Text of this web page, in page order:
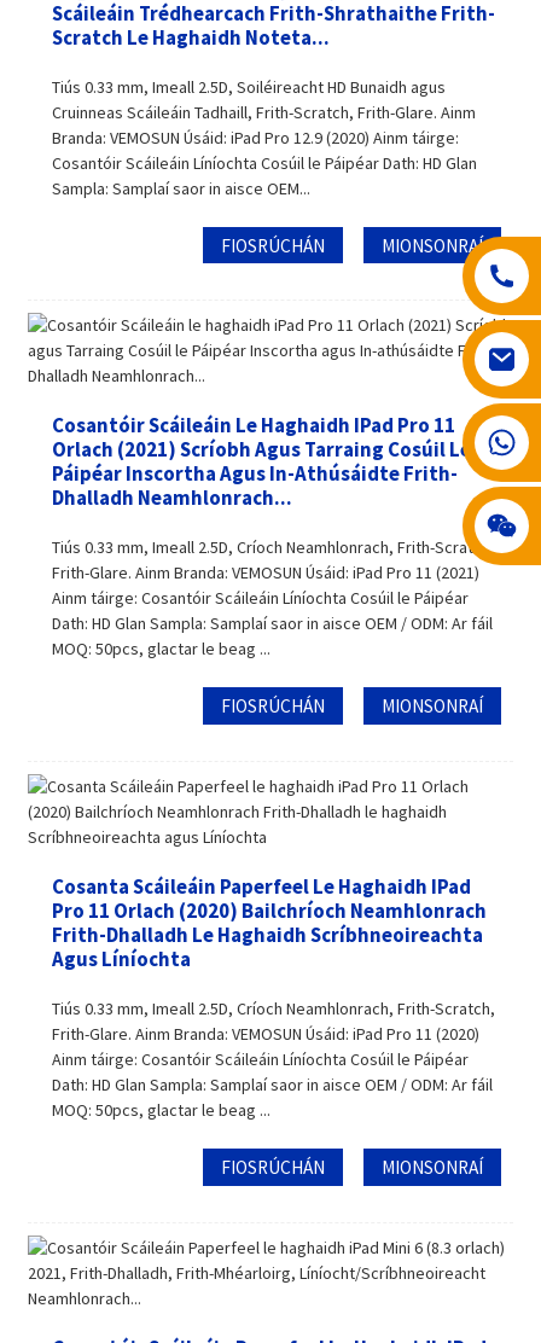
008617602075192
Scáileáin Trédhearcach Frith-Shrathaithe Frith-
Scratch Le Haghaidh Noteta...
Tiús 0.33 mm, Imeall 2.5D, Soiléireacht HD Bunaidh agus
Cruinneas Scáileáin Tadhaill, Frith-Scratch, Frith-Glare. Ainm
Branda: VEMOSUN Úsáid: iPad Pro 12.9 (2020) Ainm táirge:
Cosantóir Scáileáin Líníochta Cosúil le Páipéar Dath: HD Glan
Sampla: Samplaí saor in aisce OEM...
FIOSRÚCHÁN MIONSONRAÍ
Cosantóir Scáileáin Le Haghaidh IPad Pro 11
Orlach (2021) Scríobh Agus Tarraing Cosúil Le
Páipéar Inscortha Agus In-Athúsáidte Frith-
Dhalladh Neamhlonrach...
Tiús 0.33 mm, Imeall 2.5D, Críoch Neamhlonrach, Frith-Scratch,
Frith-Glare. Ainm Branda: VEMOSUN Úsáid: iPad Pro 11 (2021)
Ainm táirge: Cosantóir Scáileáin Líníochta Cosúil le Páipéar
Dath: HD Glan Sampla: Samplaí saor in aisce OEM / ODM: Ar fáil
MOQ: 50pcs, glactar le beag ...
FIOSRÚCHÁN MIONSONRAÍ
Cosanta Scáileáin Paperfeel Le Haghaidh IPad
Pro 11 Orlach (2020) Bailchríoch Neamhlonrach
Frith-Dhalladh Le Haghaidh Scríbhneoireachta
Agus Líníochta
Tiús 0.33 mm, Imeall 2.5D, Críoch Neamhlonrach, Frith-Scratch,
Frith-Glare. Ainm Branda: VEMOSUN Úsáid: iPad Pro 11 (2020)
Ainm táirge: Cosantóir Scáileáin Líníochta Cosúil le Páipéar
Dath: HD Glan Sampla: Samplaí saor in aisce OEM / ODM: Ar fáil
MOQ: 50pcs, glactar le beag ...
FIOSRÚCHÁN MIONSONRAÍ